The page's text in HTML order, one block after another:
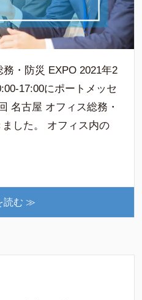
・防災 EXPO 2021年2
17:00にポートメッセ
名古屋 オフィス総務・
した。 オフィス内の
読む ≫